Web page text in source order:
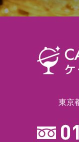
東京